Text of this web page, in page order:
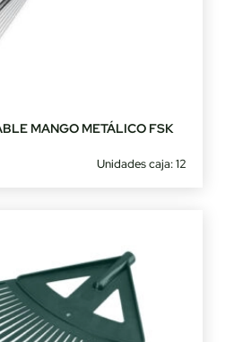
MANGO METÁLICO FSK
Unidades caja: 12